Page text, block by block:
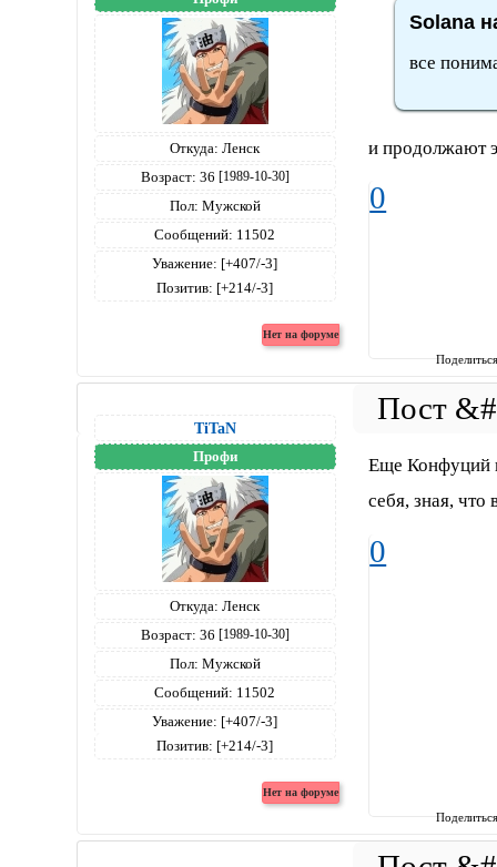
Откуда: Ленск
Возраст: 36 [1989-10-30]
Пол: Мужской
Сообщений: 11502
Уважение: [+407/-3]
Позитив: [+214/-3]
Solana
все
и продолжают
0
TiTaN
Профи
Откуда: Ленск
Возраст: 36 [1989-10-30]
Пол: Мужской
Сообщений: 11502
Уважение: [+407/-3]
Позитив: [+214/-3]
Еще Конфуций
себя, зная, что
0